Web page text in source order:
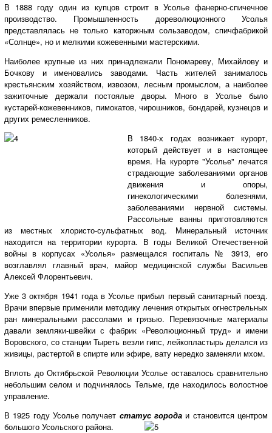
В 1888 году один из купцов строит в Усолье фанерно-спичечное
производство. Промышленность дореволюционного Усолья
представлялась не только каторжным сользаводом, спичфабрикой
«Солнце», но и мелкими кожевенными мастерскими.
Наиболее крупные из них принадлежали Пономареву, Михайлову и
Бочкову и именовались заводами. Часть жителей занималось
крестьянским хозяйством, извозом, лесным промыслом, а наиболее
зажиточные держали постоялые дворы. Много в Усолье было
кустарей-кожевенников, пимокатов, чирошников, бондарей, кузнецов и
других ремесленников.
В 1840-х годах возникает курорт,
который действует и в настоящее
время. На курорте "Усолье" лечатся
страдающие заболеваниями органов
движения и опоры,
гинекологическими болезнями,
заболеваниями нервной системы.
Рассольные ванны приготовляются
из местных хлористо-сульфатных вод. Минеральный источник
находится на территории курорта. В годы Великой Отечественной
войны в корпусах «Усолья» размещался госпиталь № 3913, его
возглавлял главный врач, майор медицинской службы Васильев
Алексей Флорентьевич.
Уже 3 октября 1941 года в Усолье прибыл первый санитарный поезд.
Врачи впервые применили методику лечения открытых огнестрельных
ран минеральными рассолами и грязью. Перевязочные материалы
давали земляки-швейки с фабрик «Революционный труд» и имени
Воровского, со станции Тыреть везли гипс, лейкопластырь делался из
живицы, растертой в спирте или эфире, вату нередко заменяли мхом.
Вплоть до Октябрьской Революции Усолье оставалось сравнительно
небольшим селом и подчинялось Тельме, где находилось волостное
управление.
В 1925 году Усолье получает статус города и становится центром
большого Усольского района.